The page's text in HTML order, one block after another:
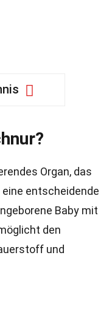
Organ, das
entscheidende
Baby mit
den
und